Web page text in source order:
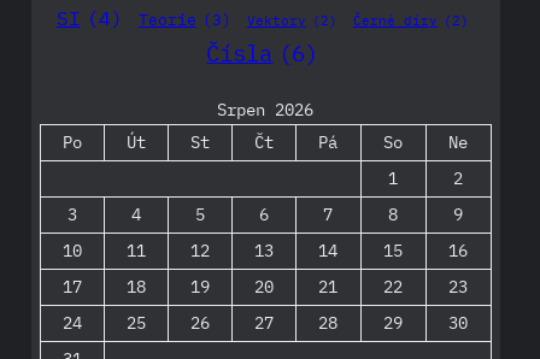
SI (4) Teorie (3) Vektory (2) Černé díry (2)
Čísla (6)
Srpen 2026
Po
Út St Čt Pá So
Ne
1
2
3
4 5 6 7 8
9
10
11 12 13 14 15
16
17
18 19 20 21 22
23
24
25 26 27 28 29
30